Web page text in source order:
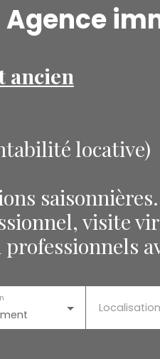
Agence
ancien
locative)
saisonnières.
visite
Localisation